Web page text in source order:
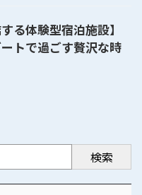
る体験型宿泊施設】
トで過ごす贅沢な時
検索